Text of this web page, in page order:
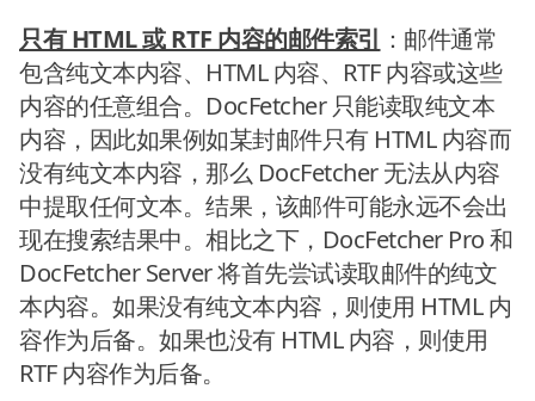
只有 HTML 或 RTF 内容的邮件索引 ：邮件通常
包含纯文本内容、HTML 内容、RTF 内容或这些
内容的任意组合。DocFetcher 只能读取纯文本
内容，因此如果例如某封邮件只有 HTML 内容而
没有纯文本内容，那么 DocFetcher 无法从内容
中提取任何文本。结果，该邮件可能永远不会出
现在搜索结果中。相比之下，DocFetcher Pro 和
DocFetcher Server 将首先尝试读取邮件的纯文
本内容。如果没有纯文本内容，则使用 HTML 内
容作为后备。如果也没有 HTML 内容，则使用
RTF 内容作为后备。